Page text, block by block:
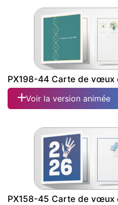
PX198-44 Carte de vœux
Voir la version animée
PX158-45 Carte de vœux